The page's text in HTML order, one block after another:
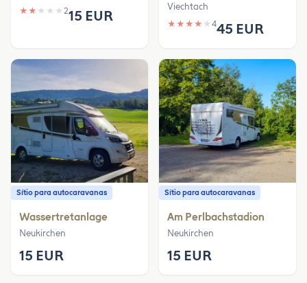
★ ★ ★ ★ ★ 215 EUR
Viechtach
★ ★ ★ ★ ★ 445 EUR
Sítio para autocaravanas
Wassertretanlage
Neukirchen
15 EUR
Sítio para autocaravanas
Am Perlbachstadion
Neukirchen
15 EUR